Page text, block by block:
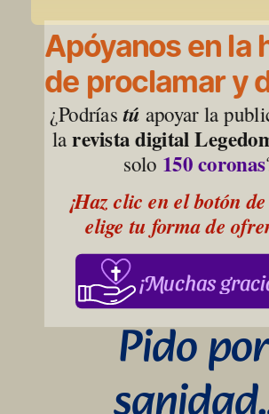
Apóyanos en la
de proclamar y
¿Podrías tú apoyar la
la revista digital
solo 150 coronas
¡Haz clic en el botón
elige tu forma de
¡Muchas
Pido por